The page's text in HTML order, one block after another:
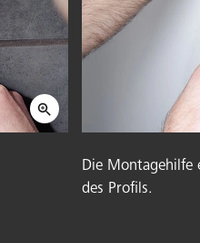
Die Montagehilfe
des Profils.